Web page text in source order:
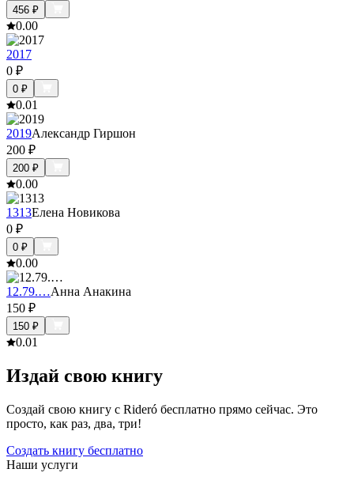
456 ₽
0.00
2017
0 ₽
0 ₽
0.01
2019Александр Гиршон
200 ₽
200 ₽
0.00
1313Елена Новикова
0 ₽
0 ₽
0.00
12.79.…Анна Анакина
150 ₽
150 ₽
0.01
Издай свою книгу
Создай свою книгу с Rideró бесплатно прямо сейчас. Это
просто, как раз, два, три!
Создать книгу бесплатно
Наши услуги